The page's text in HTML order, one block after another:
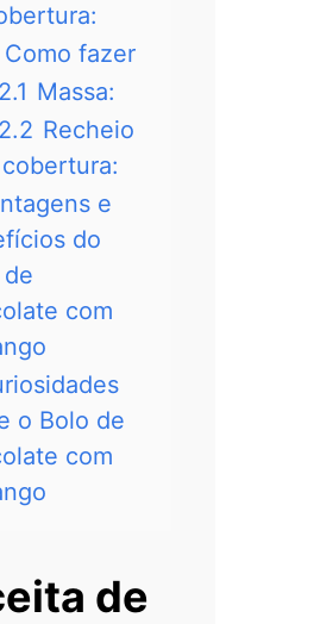
Como fazer
Massa:
Recheio
e
do
com
o Bolo de
com
de